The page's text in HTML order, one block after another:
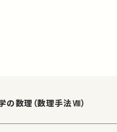
の数理（数理手法Ⅷ）